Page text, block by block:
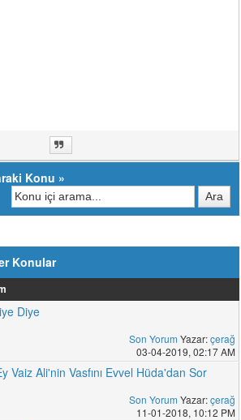
Konu »
Konular
Diye
Son Yorum Yazar:çerağ
03-04-2019, 02:17 AM
Vaiz Ali'nin Vasfını Evvel Hüda'dan Sor
Son Yorum Yazar:çerağ
11-01-2018, 10:12 PM